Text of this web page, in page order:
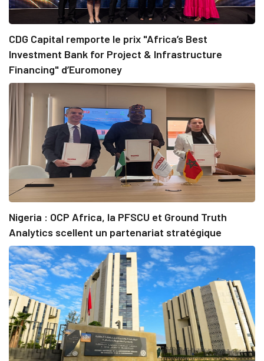
CDG Capital remporte le prix "Africa’s Best
Investment Bank for Project & Infrastructure
Financing" d’Euromoney
Nigeria : OCP Africa, la PFSCU et Ground Truth
Analytics scellent un partenariat stratégique